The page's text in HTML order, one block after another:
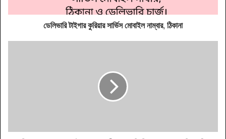
ডেলিভারি টাইগার কুরিয়ার সার্ভিস মোবাইল নাম্বার, ঠিকানা